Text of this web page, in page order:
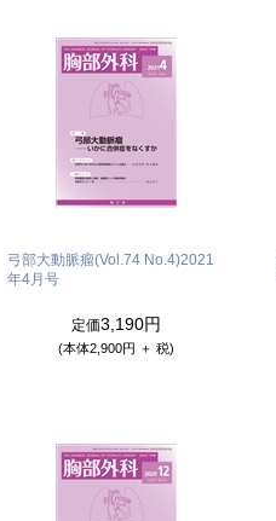
弓部大動脈瘤(Vol.74 No.4)2021
年4月号
定価3,190円
(本体2,900円 ＋ 税)